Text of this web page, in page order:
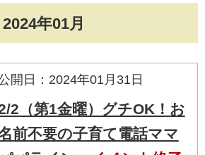
年01月
開日：2024年01月31日
2（第1金曜）グチOK！お
前不要の子育て電話ママ